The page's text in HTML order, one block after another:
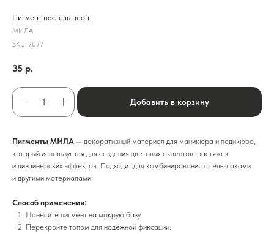
Пигмент пастель неон
МИЛА
SKU: 7077
35 р.
Добавить в корзину
Пигменты МИЛА — декоративный материал для маникюра и педикюра,
который используется для создания цветовых акцентов, растяжек
и дизайнерских эффектов. Подходит для комбинирования с гель-лаками
и другими материалами.
Способ применения:
Нанесите пигмент на мокрую базу.
Перекройте топом для надёжной фиксации.